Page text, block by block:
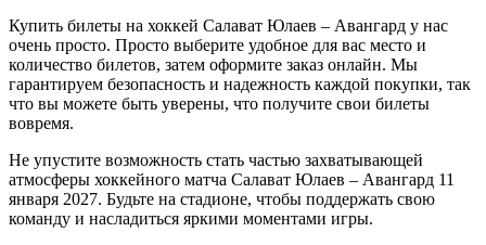
Купить билеты на хоккей Салават Юлаев – Авангард у нас
очень просто. Просто выберите удобное для вас место и
количество билетов, затем оформите заказ онлайн. Мы
гарантируем безопасность и надежность каждой покупки, так
что вы можете быть уверены, что получите свои билеты
вовремя.
Не упустите возможность стать частью захватывающей
атмосферы хоккейного матча Салават Юлаев – Авангард 11
января 2027. Будьте на стадионе, чтобы поддержать свою
команду и насладиться яркими моментами игры.